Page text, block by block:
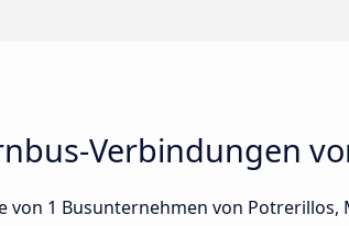
Verbindungen
von 1 Busunternehmen von